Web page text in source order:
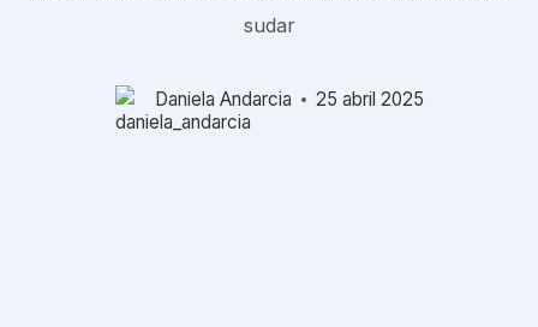
sudar
Daniela Andarcia 25 abril 2025